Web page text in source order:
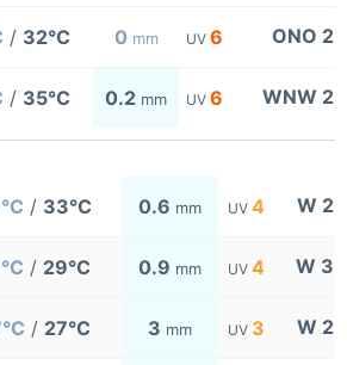
/ 32°C 0 mm UV 6 ONO 2
/ 35°C 0.2 mm UV 6 WNW 2
/ 33°C 0.6 mm UV 4 W 2
/ 29°C 0.9 mm UV 4 W 3
/ 27°C 3 mm UV 3 W 2